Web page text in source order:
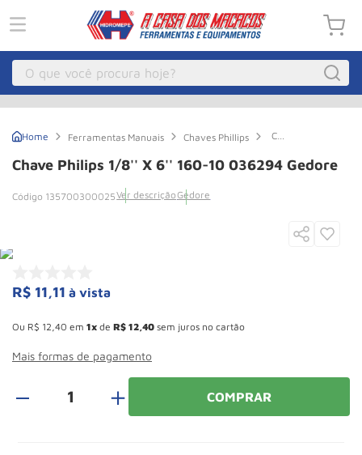
O que você procura hoje?
Ferramentas Manuais Chaves Phillips
Chave
1/8''
X
Gedore
Chave Philips 1/8'' X 6'' 160-10 036294 Gedore
135700300025Ver descriçãoGedore
R$ 11,11 à vista
Ou R$ 12 40 em 1 de R$ 12 40 sem juros no cartão
Mais formas de pagamento
＋ COMPRAR
º Macaco Hidraulico
4º Macaco Jacare
7 Macaco